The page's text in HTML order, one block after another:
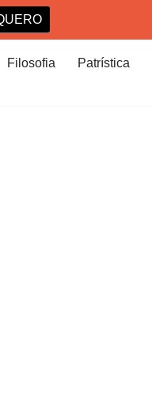
Filosofia
Patrística